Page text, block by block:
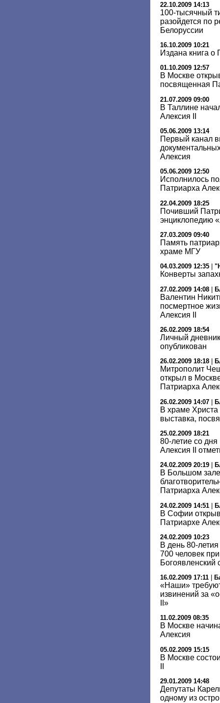
22.10.2009 14:13
100-тысячный
разойдется по
Белоруссии
16.10.2009 10:21
Издана книга о
01.10.2009 12:57
В Москве
посвященная
21.07.2009 09:00
В Таллине
Алексия II
05.06.2009 13:14
Первый канал
Алексия
05.06.2009 12:50
Исполнилось
Патриарха
22.04.2009 18:25
Почивший
энциклопедию
27.03.2009 09:40
Память
храме МГУ
04.03.2009 12:35
Конверты
27.02.2009 14:08 |
Валентин
посмертное
Алексия II
26.02.2009 18:54
Личный
опубликован
26.02.2009 18:18
Митрополит
открыл в
Патриарха
26.02.2009 14:07 |
В храме Христа
выставка,
25.02.2009 18:21
80-летие со
Алексия II
24.02.2009 20:19
В Большом зале
Патриарха
24.02.2009 14:51 |
В Софии
Патриархе
24.02.2009 10:23
В день 80-
700 человек
Богоявленский
16.02.2009 17:11
«Наши»
извинений за
II»
11.02.2009 08:35
В Москве
Алексия
05.02.2009 15:15
В Москве
29.01.2009 14:48
Депутаты
одному из